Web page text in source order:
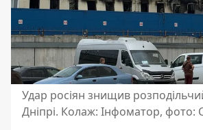
Удар росіян знищив
Дніпрі. Колаж: Інфоматор, фото: